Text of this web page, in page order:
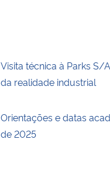
Visita técnica à Parks S/
da realidade industrial
Orientações e datas
de 2025